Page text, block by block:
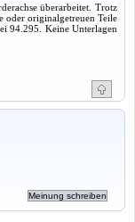
überarbeitet. Trotz
oder originalgetreuen Teile
94.295. Keine Unterlagen